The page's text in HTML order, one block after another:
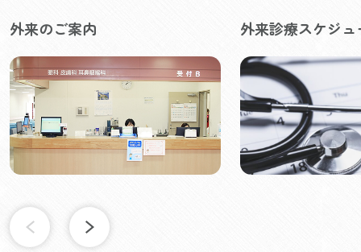
外来のご案内 外来診療スケジュ